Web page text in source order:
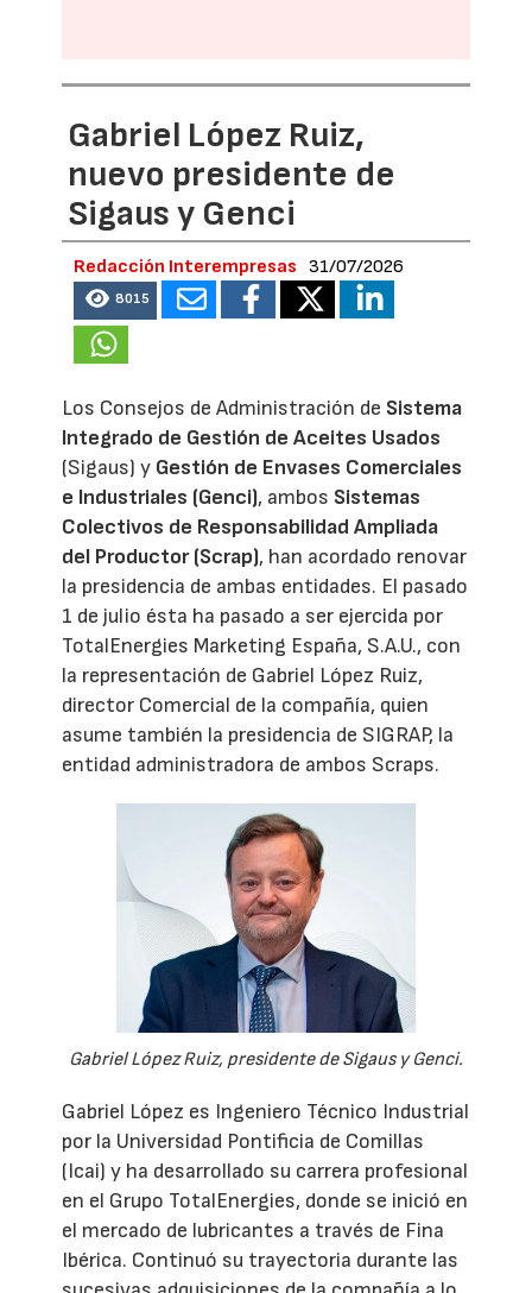
Gabriel López Ruiz,
nuevo presidente de
Sigaus y Genci
Redacción Interempresas 31/07/2026
8015
Los Consejos de Administración de Sistema
Integrado de Gestión de Aceites Usados
(Sigaus) y Gestión de Envases Comerciales
e Industriales (Genci), ambos Sistemas
Colectivos de Responsabilidad Ampliada
del Productor (Scrap), han acordado renovar
la presidencia de ambas entidades. El pasado
1 de julio ésta ha pasado a ser ejercida por
TotalEnergies Marketing España, S.A.U., con
la representación de Gabriel López Ruiz,
director Comercial de la compañía, quien
asume también la presidencia de SIGRAP, la
entidad administradora de ambos Scraps.
Gabriel López Ruiz, presidente de Sigaus y Genci.
Gabriel López es Ingeniero Técnico Industrial
por la Universidad Pontificia de Comillas
(Icai) y ha desarrollado su carrera profesional
en el Grupo TotalEnergies, donde se inició en
el mercado de lubricantes a través de Fina
Ibérica. Continuó su trayectoria durante las